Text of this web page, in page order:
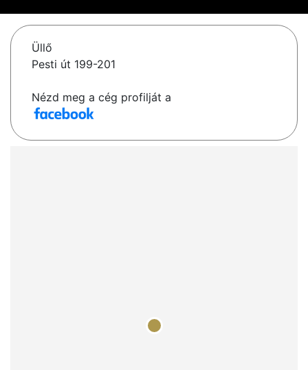
Üllő
Pesti út 199-201
Nézd meg a cég profilját a